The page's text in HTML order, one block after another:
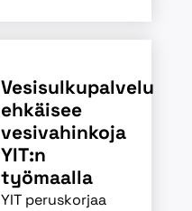
Vesisulkupalvelu
ehkäisee
vesivahinkoja
YIT:n
työmaalla
YIT peruskorjaa